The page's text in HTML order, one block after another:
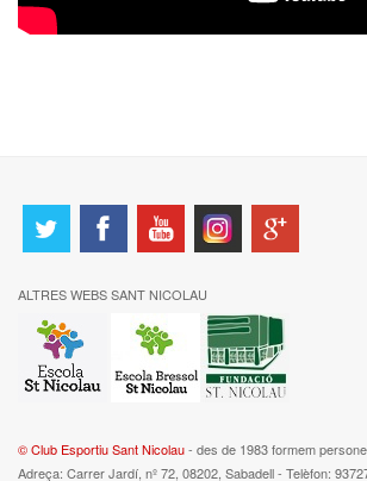
ALTRES WEBS SANT NICOLAU
© Club Esportiu Sant Nicolau- des de 1983 formem
Adreça: Carrer Jardí, nº 72, 08202, Sabadell - Telèfon: